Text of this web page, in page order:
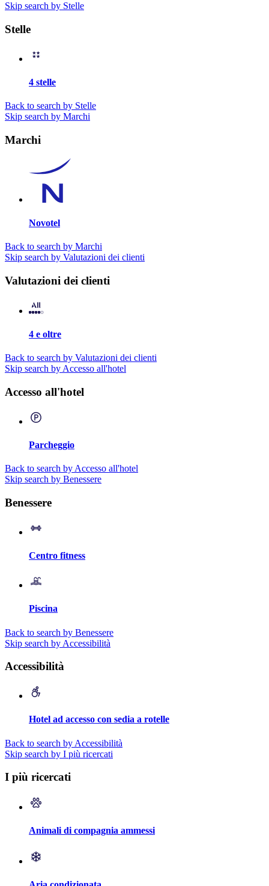
Skip search by Stelle
Stelle
4 stelle
Back to search by Stelle
Skip search by Marchi
Marchi
Novotel
Back to search by Marchi
Skip search by Valutazioni dei clienti
Valutazioni dei clienti
4 e oltre
Back to search by Valutazioni dei clienti
Skip search by Accesso all'hotel
Accesso all'hotel
Parcheggio
Back to search by Accesso all'hotel
Skip search by Benessere
Benessere
Centro fitness
Piscina
Back to search by Benessere
Skip search by Accessibilità
Accessibilità
Hotel ad accesso con sedia a rotelle
Back to search by Accessibilità
Skip search by I più ricercati
I più ricercati
Animali di compagnia ammessi